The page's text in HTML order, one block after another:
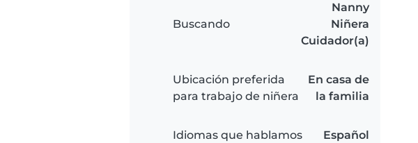
Buscando
Nanny
Niñera
Cuidador(a)
Ubicación preferida
para trabajo de niñera
En casa de
la familia
Idiomas que hablamos Español